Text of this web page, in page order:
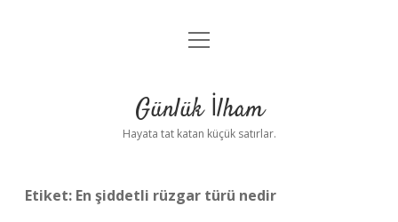
Anasayfa
Yasal Uyarı
menüyü
Günlük İlham
Hayata tat katan küçük satırlar.
Etiket: En şiddetli rüzgar türü nedir